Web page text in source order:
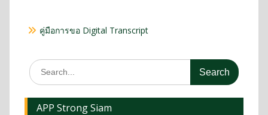
คู่มือการขอ Digital Transcript
APP Strong Siam